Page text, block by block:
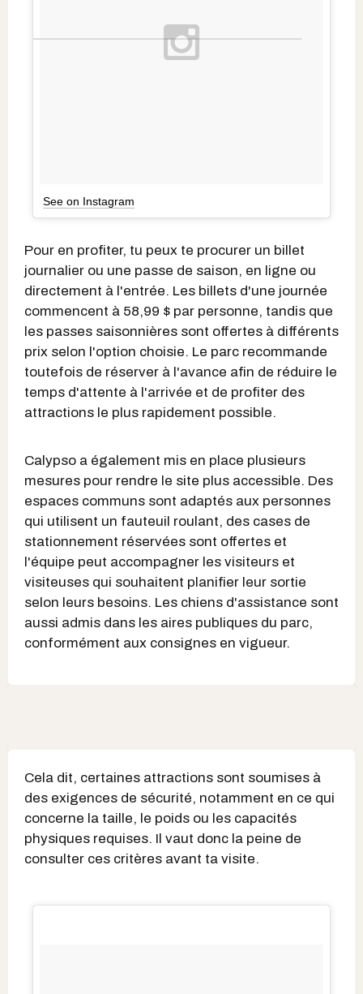
See on Instagram
Pour en profiter, tu peux te procurer un billet
journalier ou une passe de saison, en ligne ou
directement à l'entrée. Les billets d'une journée
commencent à 58,99 $ par personne, tandis que
les passes saisonnières sont offertes à différents
prix selon l'option choisie. Le parc recommande
toutefois de réserver à l'avance afin de réduire le
temps d'attente à l'arrivée et de profiter des
attractions le plus rapidement possible.
Calypso a également mis en place plusieurs
mesures pour rendre le site plus accessible. Des
espaces communs sont adaptés aux personnes
qui utilisent un fauteuil roulant, des cases de
stationnement réservées sont offertes et
l'équipe peut accompagner les visiteurs et
visiteuses qui souhaitent planifier leur sortie
selon leurs besoins. Les chiens d'assistance sont
aussi admis dans les aires publiques du parc,
conformément aux consignes en vigueur.
Cela dit, certaines attractions sont soumises à
des exigences de sécurité, notamment en ce qui
concerne la taille, le poids ou les capacités
physiques requises. Il vaut donc la peine de
consulter ces critères avant ta visite.